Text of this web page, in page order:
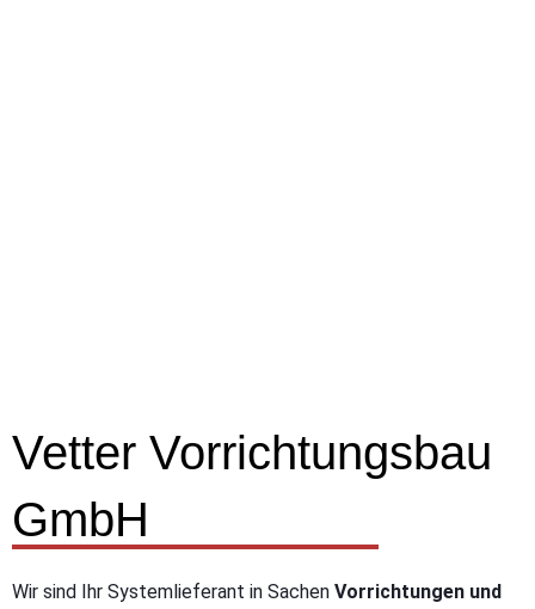
Vetter Vorrichtungsbau
GmbH
Wir sind Ihr Systemlieferant in Sachen Vorrichtungen und